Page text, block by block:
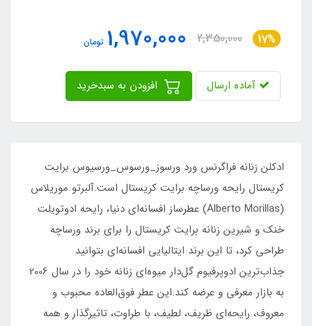
17%
2,350,000
1,970,000 تومان
آماده ارسال
ادکلن زنانه فراگرنس ورد ورسوز_ورسوس_ورسیوس برایت
کریستال رایحه ورساچه برایت کریستال است.آلبرتو موریلاس
(Alberto Morillas) عطرساز افسانه‌ای دنیا، رایحه ادوتویلت
خنک و شیرین زنانه برایت کریستال را برای برند ورساچه
طراحی کرد، تا این برند ایتالیایی افسانه‌ای بتوانید
جذاب‌ترین ادوپرفیوم گل‌دار میوه‌ای زنانه خود را در سال 2006
به بازار معرفی و عرضه کند.این عطر فوق‌العاده محبوب و
معروف، رایحه‌ای ظریف، لطیف، با طراوت، تاثیرگذار و همه